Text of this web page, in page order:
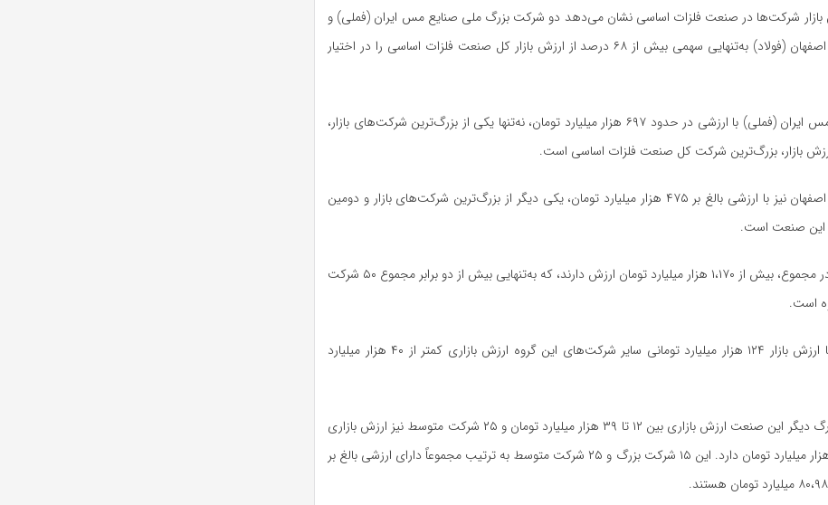
بازار شرکت‌ها در صنعت فلزات اساسی نشان می‌دهد دو شرکت بزرگ ملی صنایع مس ایران (فملی) و
فولاد مبارکه اصفهان (فولاد) به‌تنهایی سهمی بیش از ۶۸ درصد از ارزش بازار کل صنعت فلزات اساسی را در اختیار
ملی صنایع مس ایران (فملی) با ارزشی در حدود ۶۹۷ هزار میلیارد تومان، نه‌تنها یکی از بزرگ‌ترین شرکت‌های بازار،
بازار، بزرگ‌ترین شرکت کل صنعت فلزات اساسی است.
فولاد مبارکه اصفهان نیز با ارزشی بالغ بر ۴۷۵ هزار میلیارد تومان، یکی دیگر از بزرگ‌ترین شرکت‌های بازار و دومین
صنعت است.
این دو نماد در مجموع، بیش از ۱،۱۷۰ هزار میلیارد تومان ارزش دارند، که به‌تنهایی بیش از دو برابر مجموع ۵۰ شرکت
است.
بجز میدکو با ارزش بازار ۱۲۴ هزار میلیارد تومانی سایر شرکت‌های این گروه ارزش بازاری کمتر از ۴۰ هزار میلیارد
۱۵ شرکت بزرگ دیگر این صنعت ارزش بازاری بین ۱۲ تا ۳۹ هزار میلیارد تومان و ۲۵ شرکت متوسط نیز ارزش بازاری
از ۱۰۰۰ تا ۱۰ هزار میلیارد تومان دارد. این ۱۵ شرکت بزرگ و ۲۵ شرکت متوسط به ترتیب مجموعاً دارای ارزشی بالغ بر